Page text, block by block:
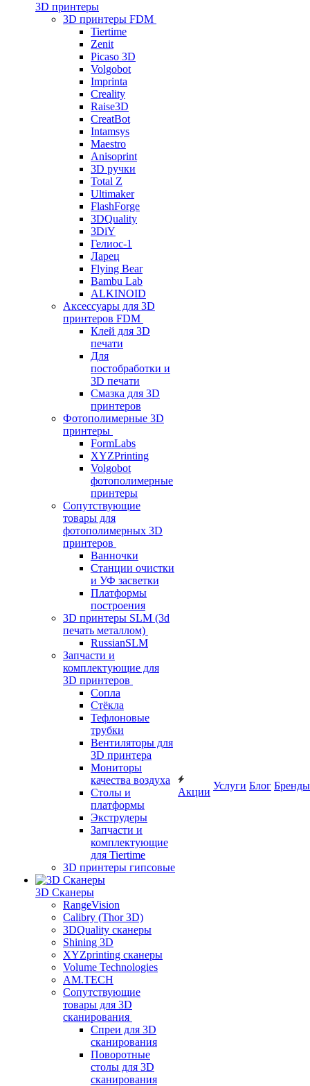
3D принтеры
3D принтеры FDM
Tiertime
Zenit
Picaso 3D
Volgobot
Imprinta
Creality
Raise3D
CreatBot
Intamsys
Maestro
Anisoprint
3D ручки
Total Z
Ultimaker
FlashForge
3DQuality
3DiY
Гелиос-1
Ларец
Flying Bear
Bambu Lab
ALKINOID
Аксессуары для 3D
принтеров FDM
Клей для 3D
печати
Для
постобработки и
3D печати
Смазка для 3D
принтеров
Фотополимерные 3D
принтеры
FormLabs
XYZPrinting
Volgobot
фотополимерные
принтеры
Сопутствующие
товары для
фотополимерных 3D
принтеров
Ванночки
Станции очистки
и УФ засветки
Платформы
построения
3D принтеры SLM (3d
печать металлом)
RussianSLM
Запчасти и
комплектующие для
3D принтеров
Сопла
Cтёкла
Тефлоновые
трубки
Вентиляторы для
3D принтера
Мониторы
качества воздуха
Столы и
платформы
Экструдеры
Запчасти и
комплектующие
для Tiertime
3D принтеры гипсовые
3D Сканеры
RangeVision
Calibry (Thor 3D)
3DQuality сканеры
Shining 3D
XYZprinting сканеры
Volume Technologies
AM.TECH
Сопутствующие
товары для 3D
сканирования
Спреи для 3D
сканирования
Поворотные
столы для 3D
сканирования
Акции
Услуги Блог Бренды